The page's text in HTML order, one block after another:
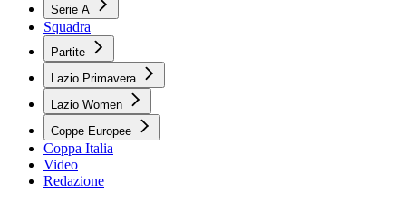
Serie A
Squadra
Partite
Lazio Primavera
Lazio Women
Coppe Europee
Coppa Italia
Video
Redazione